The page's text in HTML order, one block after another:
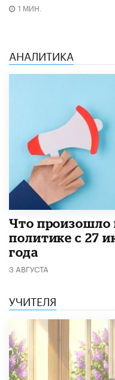
1 МИН.
АНАЛИТИКА
​Что произошло
политике с 27
года
3 АВГУСТА
УЧИТЕЛЯ